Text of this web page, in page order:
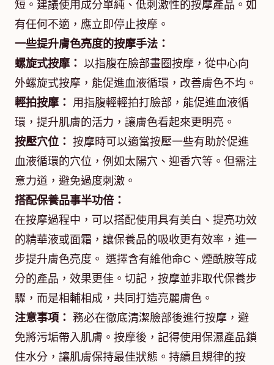
短。建議使用成分單純、低刺激性的按摩產品。如
有任何不適，應立即停止按摩。
一些提升膚色亮度的按摩手法：
螺旋式按摩： 以指腹在臉部畫圈按摩，從中心向
外螺旋式按摩，能促進血液循環，改善膚色不均。
輕拍按摩： 用指腹輕輕拍打臉部，能促進血液循
環，提升肌膚的活力，讓膚色看起來更明亮。
按壓穴位： 按摩時可以適當按壓一些有助於促進
血液循環的穴位，例如太陽穴、迎香穴等。但需注
意力道，避免過度刺激。
搭配保養品事半功倍：
在按摩過程中，可以搭配使用具有美白、提亮功效
的精華液或面霜，讓保養品的吸收更有效率，進一
步提升膚色亮度。 選擇含有維他命C、煙酰胺等成
分的產品，效果更佳。切記，按摩並非取代保養步
驟，而是相輔相成，共同打造亮麗膚色。
注意事項： 務必在徹底清潔臉部後進行按摩，避
免將污垢帶入肌膚。按摩後，記得使用保濕產品鎖
住水分，讓肌膚保持最佳狀態。持續且規律的按